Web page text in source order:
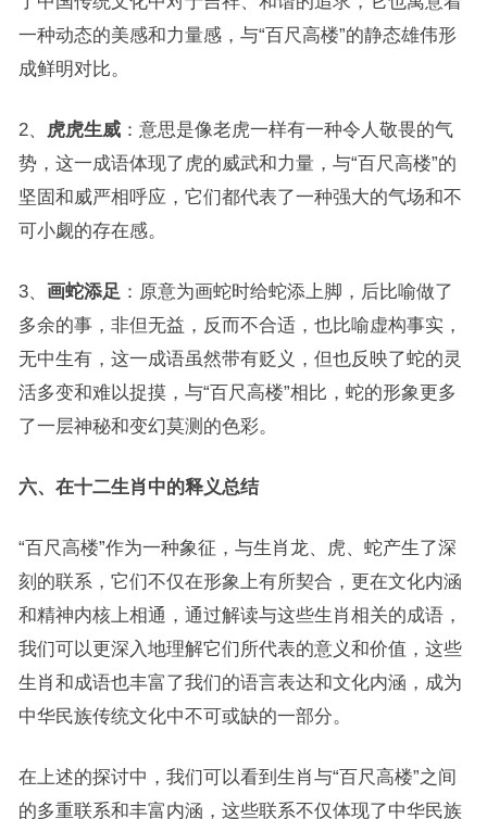
一种动态的美感和力量感，与“百尺高楼”的静态雄伟形
成鲜明对比。
2、 虎虎生威：意思是像老虎一样有一种令人敬畏的气
势，这一成语体现了虎的威武和力量，与“百尺高楼”的
坚固和威严相呼应，它们都代表了一种强大的气场和不
可小觑的存在感。
3、 画蛇添足 ：原意为画蛇时给蛇添上脚，后比喻做了
多余的事，非但无益，反而不合适，也比喻虚构事实，
无中生有，这一成语虽然带有贬义，但也反映了蛇的灵
活多变和难以捉摸，与“百尺高楼”相比，蛇的形象更多
了一层神秘和变幻莫测的色彩。
六、在十二生肖中的释义总结
“百尺高楼”作为一种象征，与生肖龙、虎、蛇产生了深
刻的联系，它们不仅在形象上有所契合，更在文化内涵
和精神内核上相通，通过解读与这些生肖相关的成语，
我们可以更深入地理解它们所代表的意义和价值，这些
生肖和成语也丰富了我们的语言表达和文化内涵，成为
中华民族传统文化中不可或缺的一部分。
在上述的探讨中，我们可以看到生肖与“百尺高楼”之间
的多重联系和丰富内涵，这些联系不仅体现了中华民族